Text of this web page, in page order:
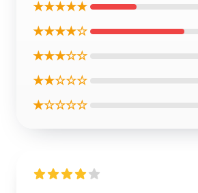
★★★★★
★★★★☆
★★★☆☆
★★☆☆☆
★☆☆☆☆